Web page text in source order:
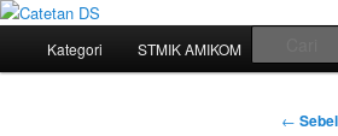
Mari bermimpi dan ciptakan kehendak
Langsung
Kategori STMIK AMIKOM
←